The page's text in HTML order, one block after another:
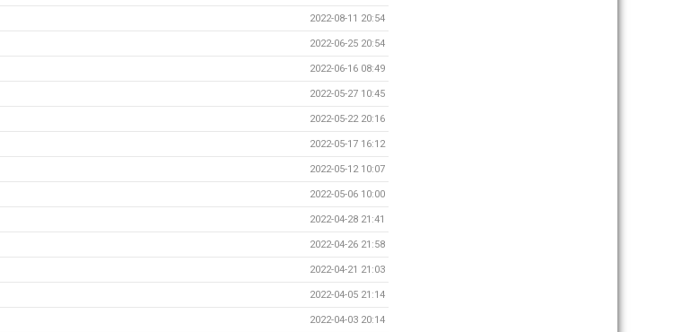
2022-08-11 20:54
2022-06-25 20:54
2022-06-16 08:49
2022-05-27 10:45
2022-05-22 20:16
2022-05-17 16:12
2022-05-12 10:07
2022-05-06 10:00
2022-04-28 21:41
2022-04-26 21:58
2022-04-21 21:03
2022-04-05 21:14
2022-04-03 20:14